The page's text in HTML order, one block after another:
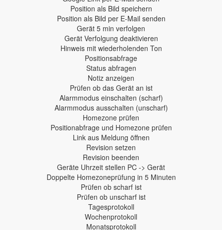
Position als Bild speichern
Position als Bild per E-Mail senden
Gerät 5 min verfolgen
Gerät Verfolgung deaktivieren
Hinweis mit wiederholenden Ton
Positionsabfrage
Status abfragen
Notiz anzeigen
Prüfen ob das Gerät an ist
Alarmmodus einschalten (scharf)
Alarmmodus ausschalten (unscharf)
Homezone prüfen
Positionabfrage und Homezone prüfen
Link aus Meldung öffnen
Revision setzen
Revision beenden
Geräte Uhrzeit stellen PC -> Gerät
Doppelte Homezoneprüfung in 5 Minuten
Prüfen ob scharf ist
Prüfen ob unscharf ist
Tagesprotokoll
Wochenprotokoll
Monatsprotokoll